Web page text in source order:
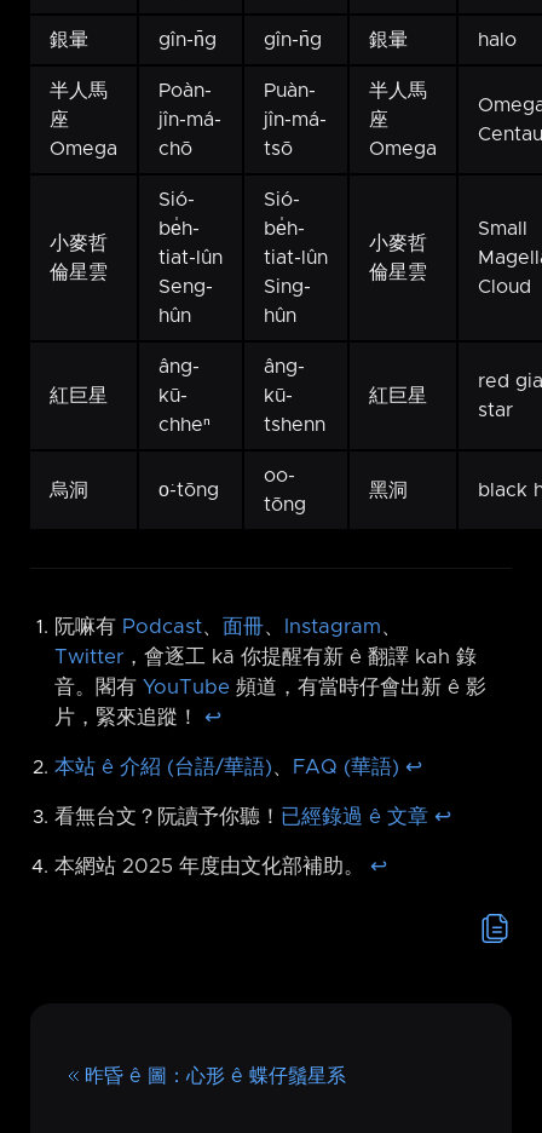
銀暈 gîn-n̄g gîn-n̄g 銀暈 halo
半人馬
座
Omega
Poàn-
jîn-má-
chō
Puàn-
jîn-má-
tsō
半人馬
座
Omega
小麥哲
倫星雲
Sió-
be̍h-
tiat-lûn
Seng-
hûn
Sió-
be̍h-
tiat-lûn
Sing-
hûn
小麥哲
倫星雲
Small
Cloud
紅巨星
âng-
kū-
chheⁿ
âng-
kū-
tshenn
紅巨星
red
star
烏洞 o͘-tōng
oo-
tōng
黑洞 black
阮嘛有 Podcast、 面冊、 Instagram、
Twitter ，會逐工 kā 你提醒有新 ê 翻譯 kah 錄
音。閣有 YouTube 頻道，有當時仔會出新 ê 影
片，緊來追蹤！ ↩︎
本站 ê 介紹 (台語/華語)、 FAQ (華語) ↩︎
看無台文？阮讀予你聽！ 已經錄過 ê 文章 ↩︎
本網站 2025 年度由文化部補助。 ↩︎
昨昏 ê 圖：心形 ê 蝶仔鬚星系